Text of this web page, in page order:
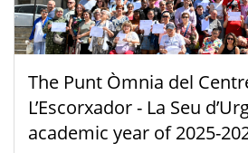
The Punt Òmnia del
L’Escorxador - La Seu
academic year of 2025-